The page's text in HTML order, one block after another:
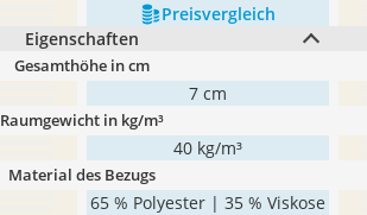
Preis­vergleich
Eigenschaften
Gesamthöhe in cm
7 cm
Raumgewicht in kg/m³
40 kg/m³
Material des Bezugs
65 % Polyester | 35 % Viskose